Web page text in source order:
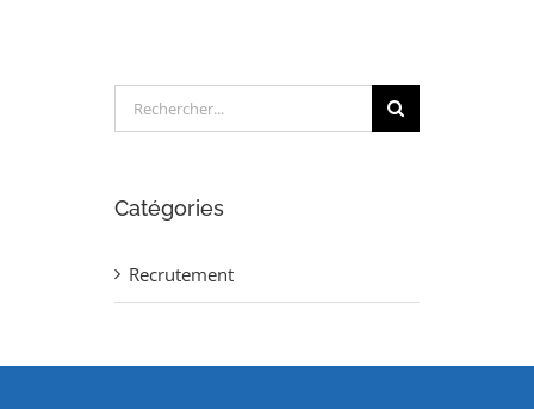
Rechercher:
Catégories
Recrutement